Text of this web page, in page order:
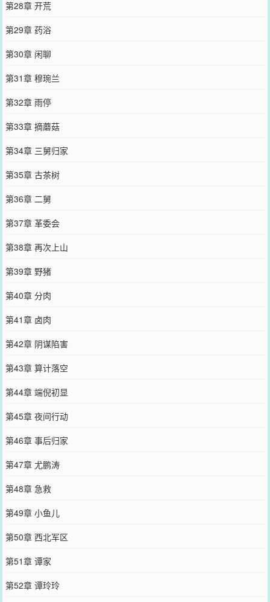
第28章 开荒
第29章 药浴
第30章 闲聊
第31章 穆琬兰
第32章 雨停
第33章 摘蘑菇
第34章 三舅归家
第35章 古茶树
第36章 二舅
第37章 革委会
第38章 再次上山
第39章 野猪
第40章 分肉
第41章 卤肉
第42章 阴谋陷害
第43章 算计落空
第44章 端倪初显
第45章 夜间行动
第46章 事后归家
第47章 尤鹏涛
第48章 急救
第49章 小鱼儿
第50章 西北军区
第51章 谭家
第52章 谭玲玲